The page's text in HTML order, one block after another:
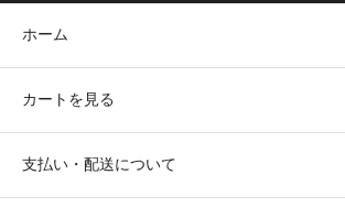
ホーム
カートを見る
支払い・配送について